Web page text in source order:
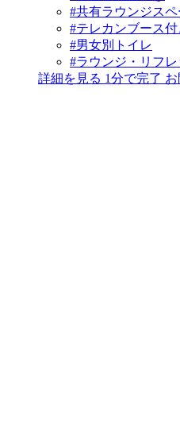
#共有ラウンジス
#テレカンブース付
#男女別トイレ
#ラウンジ・リフ
詳細を見る 1分で完了